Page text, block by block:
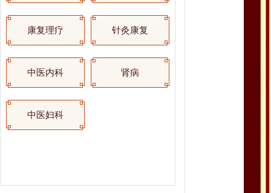
康复理疗 针灸康复
中医内科 肾病
中医妇科